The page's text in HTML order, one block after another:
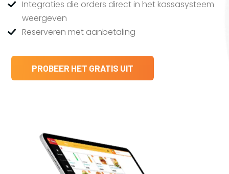
Integraties die orders direct in het kassasysteem
weergeven
Reserveren met aanbetaling
PROBEER HET GRATIS UIT